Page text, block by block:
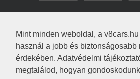
Mint minden weboldal, a
használ a jobb és biztonságosabb
érdekében. Adatvédelmi
megtalálod, hogyan
kortisz:Elszúrtam! Én
darabbaal számoltam. Nem tudtam,